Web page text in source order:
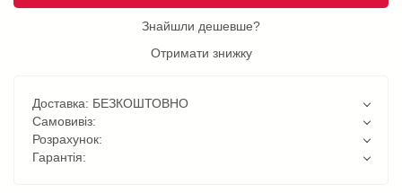
Знайшли дешевше?
Отримати знижку
Доставка: БЕЗКОШТОВНО
Самовивіз:
Розрахунок:
Гарантія: